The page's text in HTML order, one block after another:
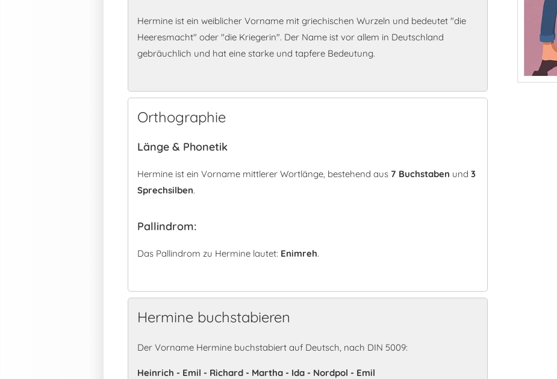
Hermine ist ein weiblicher Vorname mit griechischen Wurzeln und bedeutet "die
Heeresmacht" oder "die Kriegerin". Der Name ist vor allem in Deutschland
gebräuchlich und hat eine starke und tapfere Bedeutung.
Orthographie
Länge & Phonetik
Hermine ist ein Vorname mittlerer Wortlänge, bestehend aus 7 Buchstaben und 3
Sprechsilben.
Pallindrom:
Das Pallindrom zu Hermine lautet: Enimreh.
Hermine buchstabieren
Der Vorname Hermine buchstabiert auf Deutsch, nach DIN 5009:
Heinrich - Emil - Richard - Martha - Ida - Nordpol - Emil